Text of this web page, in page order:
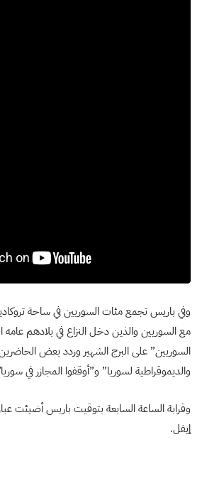
وفي باريس تجمع مئات السوريين في ساحة
مع السوريين والذين دخل النزاع في بلادهم عامه
السوريين” على البرج الشهير وردد بعض
والديموقراطية لسوريا” و”أوقفوا المجازر في
وقرابة الساعة السابعة بتوقيت باريس أضيئت
إيفل.